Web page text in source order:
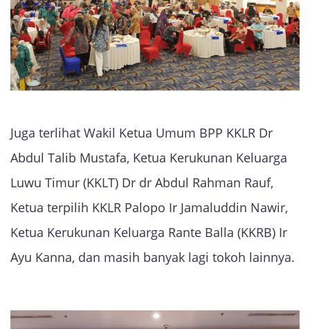
Juga terlihat Wakil Ketua Umum BPP KKLR Dr
Abdul Talib Mustafa, Ketua Kerukunan Keluarga
Luwu Timur (KKLT) Dr dr Abdul Rahman Rauf,
Ketua terpilih KKLR Palopo Ir Jamaluddin Nawir,
Ketua Kerukunan Keluarga Rante Balla (KKRB) Ir
Ayu Kanna, dan masih banyak lagi tokoh lainnya.